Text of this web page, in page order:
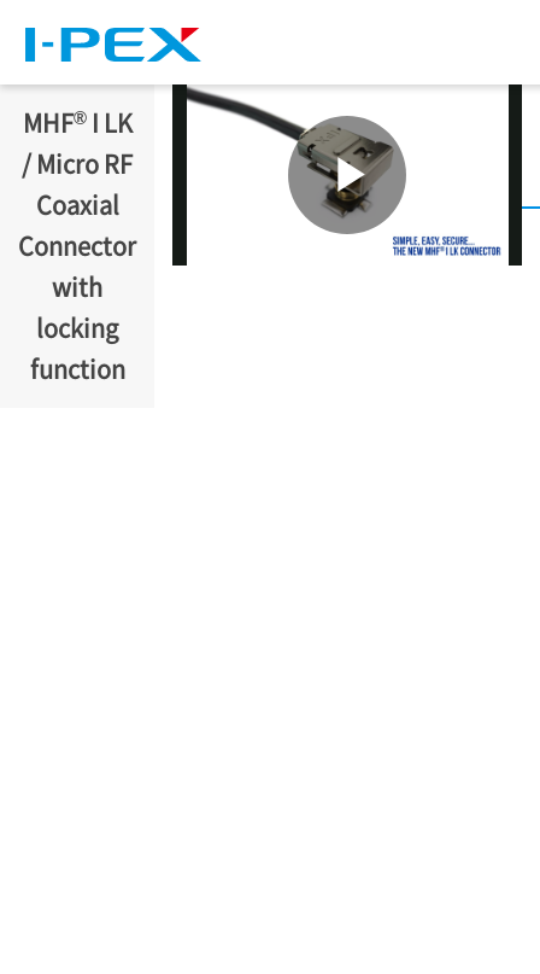
MHF®I LK
/ Micro RF
Coaxial
Connector
with
locking
function